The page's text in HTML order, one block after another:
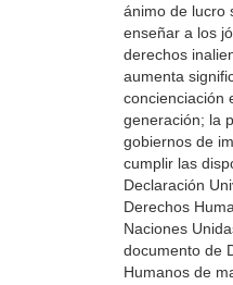
ánimo de lucro
enseñar a los
derechos
aumenta
concienciación
generación; la
gobiernos de
cumplir las
Declaración
Derechos
Naciones
documento de
Humanos de